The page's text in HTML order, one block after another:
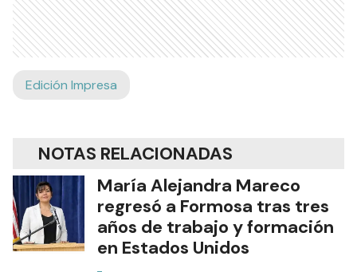
Edición Impresa
NOTAS RELACIONADAS
María Alejandra Mareco
regresó a Formosa tras tres
años de trabajo y formación
en Estados Unidos